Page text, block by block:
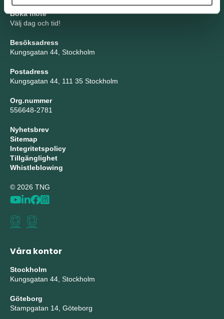
Boka möte
Välj dag och tid!
Besöksadress
Kungsgatan 44, Stockholm
Postadress
Kungsgatan 44, 111 35 Stockholm
Org.nummer
556648-2781
Nyhetsbrev
Sitemap
Integritetspolicy
Tillgänglighet
Whistleblowing
© 2026 TNG
Våra kontor
Stockholm
Kungsgatan 44, Stockholm
Göteborg
Stampgatan 14, Göteborg